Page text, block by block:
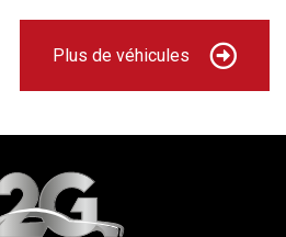
Plus de véhicules